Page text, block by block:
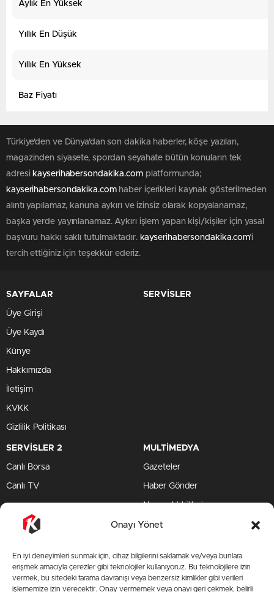
Onayı Yönet
En iyi deneyimleri sunmak için, cihaz bilgilerini saklamak ve/veya bunlara
erişmek amacıyla çerezler gibi teknolojiler kullanıyoruz. Bu teknolojilere izin
vermek, bu sitedeki tarama davranışı veya benzersiz kimlikler gibi verileri
işlememize izin verecektir. Onay vermemek veya onayı geri çekmek, belirli
Aylık En Yüksek
Yıllık En Düşük
Yıllık En Yüksek
Baz Fiyatı
Türkiye'den ve Dünya’dan son dakika haberler, köşe yazıları,
magazinden siyasete, spordan seyahate bütün konuların tek
adresi kayserihabersondakika.complatformunda;
kayserihabersondakika.comhaber içerikleri kaynak gösterilmeden
alıntı yapılamaz, kanuna aykırı ve izinsiz olarak kopyalanamaz,
başka yerde yayınlanamaz. Aykırı işlem yapan kişi/kişiler için yasal
başvuru hakkı saklı tutulmaktadır. kayserihabersondakika.com'i
tercih ettiğiniz için teşekkür ederiz.
SAYFALAR
Üye Girişi
Üye Kaydı
Künye
Hakkımızda
İletişim
KVKK
Gizlilik Politikası
SERVİSLER
SERVİSLER 2
Canlı Borsa
Canlı TV
MULTİMEDYA
Gazeteler
Haber Gönder
Namaz Vakitleri
TV Yayın Akışları
TV Yayın Akışları
Yazarlar Site